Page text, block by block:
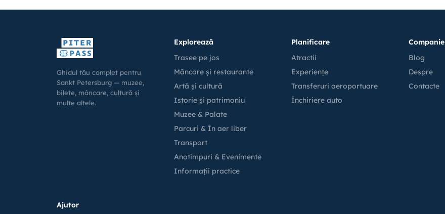
Ghidul tău complet pentru
Sankt Petersburg — muzee,
bilete, mâncare, cultură și
multe altele.
Explorează
Trasee pe jos
Mâncare și restaurante
Artă și cultură
Istorie și patrimoniu
Muzee & Palate
Parcuri & În aer liber
Transport
Anotimpuri & Evenimente
Informații practice
Planificare
Atractii
Experiențe
Transferuri aeroportuare
Închiriere auto
Companie
Blog
Despre
Contacte
Ajutor